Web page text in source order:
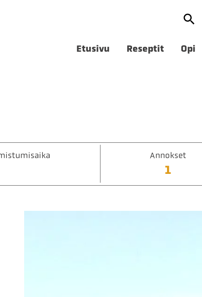
Etusivu Reseptit Opi
Annokset
1